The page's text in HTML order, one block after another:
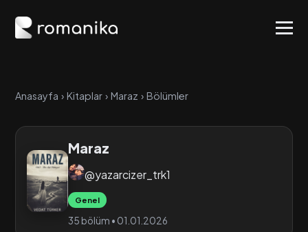
Anasayfa › Kitaplar › Maraz › Bölümler
Maraz
@yazarcizer_trk1
Genel
35 bölüm • 01.01.2026